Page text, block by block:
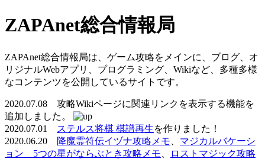
ZAPAnet総合情報局
ZAPAnet総合情報局は、ゲーム攻略をメインに、ブログ、オ
リジナルWebアプリ、プログラミング、Wikiなど、多種多様
なコンテンツを公開しているサイトです。
2020.07.08 攻略Wikiページに関連リンクを表示する機能を
追加しました。
2020.07.01
ステルス将棋 棋譜再生を作りました！
2020.06.20
降魔霊符伝イヅナ攻略メモ
マジカルバケーシ
ョン 5つの星がならぶとき攻略メモ
ロストマジック攻略